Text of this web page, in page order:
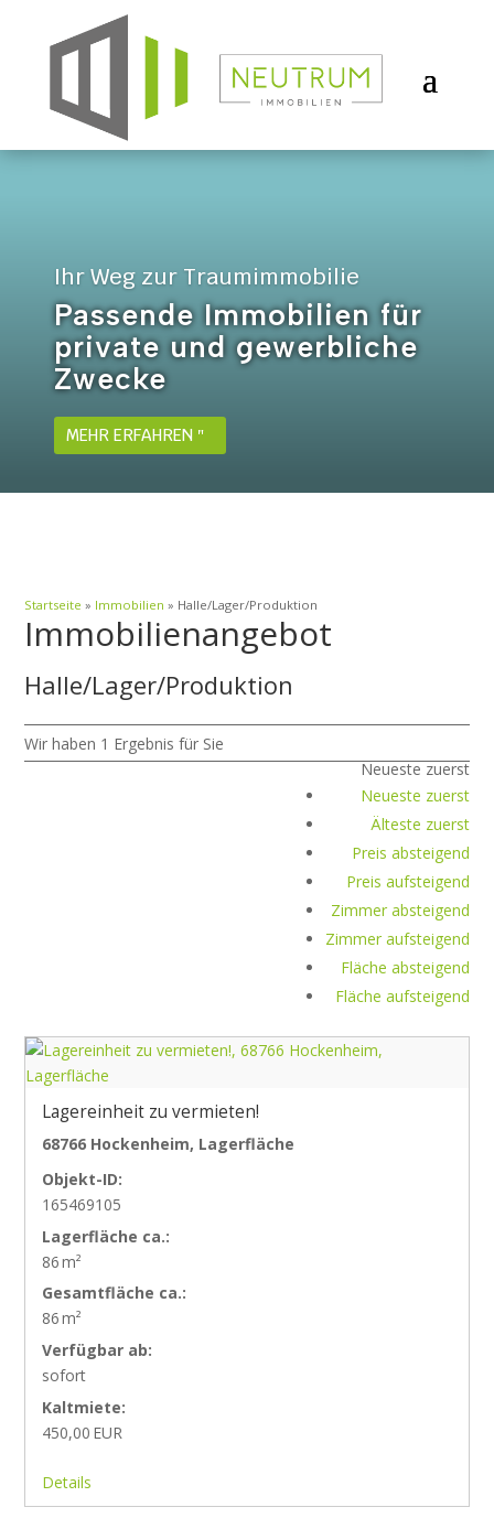
Ihr Weg zur Traumimmobilie
Passende Immobilien für
private und gewerbliche
Zwecke
MEHR ERFAHREN
Startseite » Immobilien » Halle/Lager/Produktion
Immobilien­angebot
Halle/Lager/Produktion
Wir haben 1 Ergebnis für Sie
Neueste zuerst
Neueste zuerst
Älteste zuerst
Preis absteigend
Preis aufsteigend
Zimmer absteigend
Zimmer aufsteigend
Fläche absteigend
Fläche aufsteigend
Lagereinheit zu vermieten!
68766 Hockenheim, Lagerfläche
Objekt-ID:
165469105
Lagerfläche ca.:
86 m²
Gesamtfläche ca.:
86 m²
Verfügbar ab:
sofort
Kaltmiete:
450,00 EUR
Details